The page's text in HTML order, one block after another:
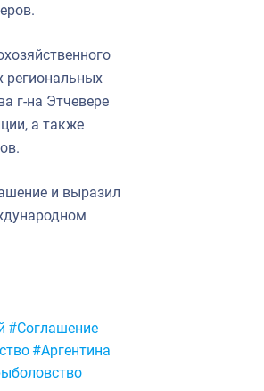
региональных
г-на Этчевере
а также
и выразил
#Соглашение
#Аргентина